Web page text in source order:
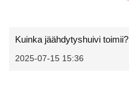
Kuinka jäähdytyshuivi toimii?
2025-07-15 15:36